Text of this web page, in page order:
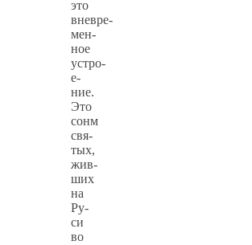
это
вневре­
мен­
ное
устро­
е­
ние.
Это
сонм
свя­
тых,
жив­
ших
на
Ру­
си
во